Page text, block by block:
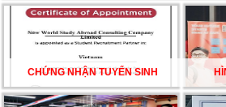
CHẠM GIẤC MƠ DU
HỘI GHI DANH & SĂN
CHỨNG NHẬN TUYỂN SINH